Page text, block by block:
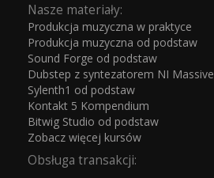
Nasze materiały:
Produkcja muzyczna w praktyce
Produkcja muzyczna od podstaw
Sound Forge od podstaw
Dubstep z syntezatorem NI Massive
Sylenth1 od podstaw
Kontakt 5 Kompendium
Bitwig Studio od podstaw
Zobacz więcej kursów
Obsługa transakcji: